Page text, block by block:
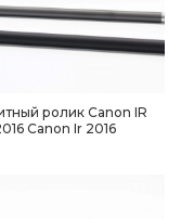
ролик Canon IR
Canоn Ir 2016